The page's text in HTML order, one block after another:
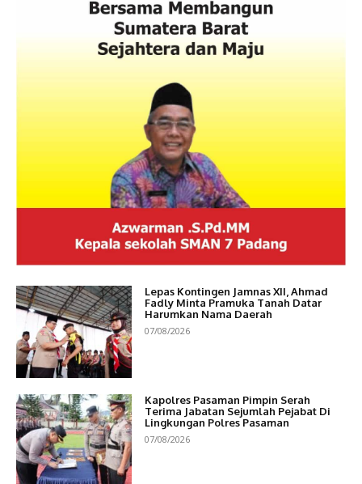
Lepas Kontingen Jamnas XII, Ahmad
Fadly Minta Pramuka Tanah Datar
Harumkan Nama Daerah
07/08/2026
Kapolres Pasaman Pimpin Serah
Terima Jabatan Sejumlah Pejabat Di
Lingkungan Polres Pasaman
07/08/2026